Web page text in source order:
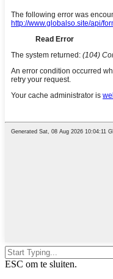
ESC om te sluiten.